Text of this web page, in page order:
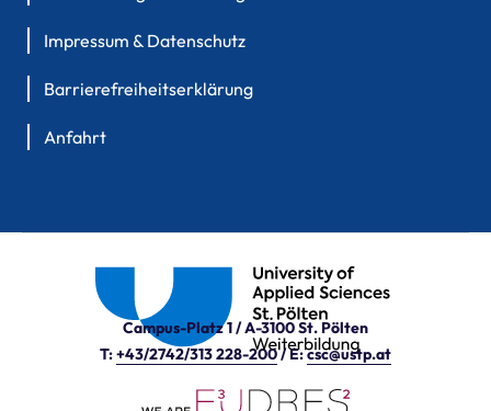
Impressum & Datenschutz
Barrierefreiheitserklärung
Anfahrt
Campus-Platz 1 / A-3100 St. Pölten
T:+43/2742/313 228-200/ E:csc@ustp.at